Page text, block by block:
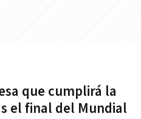
que cumplirá la
el final del Mundial